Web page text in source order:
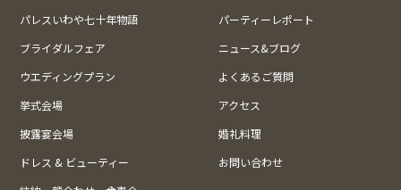
パレスいわや七十年物語
パーティーレポート
ブライダルフェア
ニュース&ブログ
ウエディングプラン
よくあるご質問
挙式会場
アクセス
披露宴会場
婚礼料理
ドレス & ビューティー
お問い合わせ